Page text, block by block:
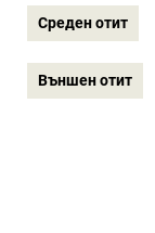
Среден отит
Външен отит